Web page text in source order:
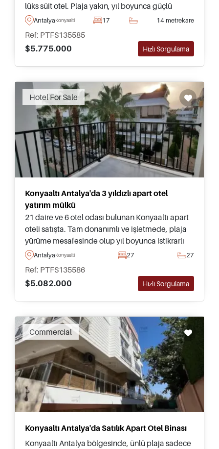
lüks süit otel. Plaja yakın, yıl boyunca güçlü
kiralama talebi ve gelir potansiyeline sahip.
AntalyaKonyaalti 17 14 metrekare
Ref: PTFS135585
$5.775.000
Hızlı Sorgulama
Hotel For Sale
Konyaaltı Antalya'da 3 yıldızlı apart otel
yatırım mülkü
21 daire ve 6 otel odası bulunan Konyaaltı apart
oteli satışta. Tam donanımlı ve işletmede, plaja
yürüme mesafesinde olup yıl boyunca istikrarlı
kira geliri sağlamaktadır.
AntalyaKonyaalti 27 27
Ref: PTFS135586
$5.082.000
Hızlı Sorgulama
Commercial
Konyaaltı Antalya'da Satılık Apart Otel Binası
Konyaaltı Antalya bölgesinde, ünlü plaja sadece